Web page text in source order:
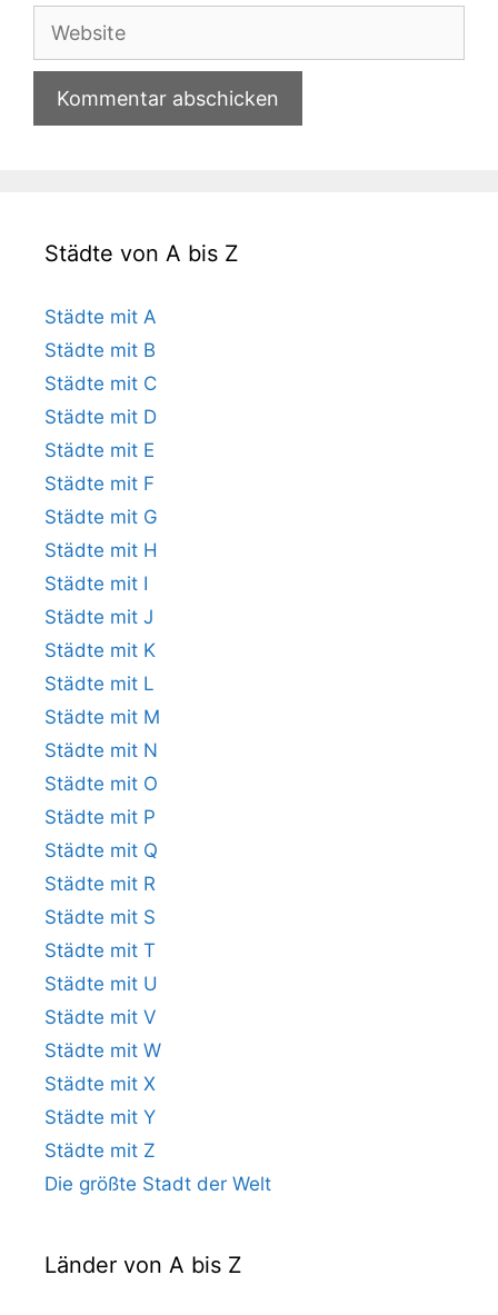
Adresse
Website
Städte von A bis Z
Städte mit A
Städte mit B
Städte mit C
Städte mit D
Städte mit E
Städte mit F
Städte mit G
Städte mit H
Städte mit I
Städte mit J
Städte mit K
Städte mit L
Städte mit M
Städte mit N
Städte mit O
Städte mit P
Städte mit Q
Städte mit R
Städte mit S
Städte mit T
Städte mit U
Städte mit V
Städte mit W
Städte mit X
Städte mit Y
Städte mit Z
Die größte Stadt der Welt
Länder von A bis Z